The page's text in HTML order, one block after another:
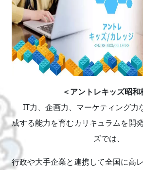
＜アントレキッズ昭和
IT力、企画力、マーケティング力
成する能力を育むカリキュラムを開
ズでは、
行政や大手企業と連携して全国に高